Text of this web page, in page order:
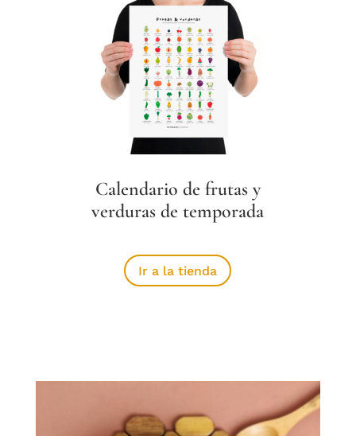
Calendario de frutas y
verduras de temporada
Ir a la tienda